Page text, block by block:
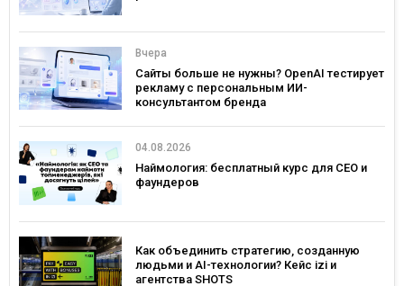
Вчера
Сайты больше не нужны? OpenAI тестирует
рекламу с персональным ИИ-
консультантом бренда
04.08.2026
Наймология: бесплатный курс для CEO и
фаундеров
Как объединить стратегию, созданную
людьми и AI-технологии? Кейс izi и
агентства SHOTS